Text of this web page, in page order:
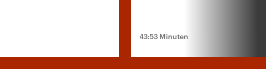
43:53 Minuten